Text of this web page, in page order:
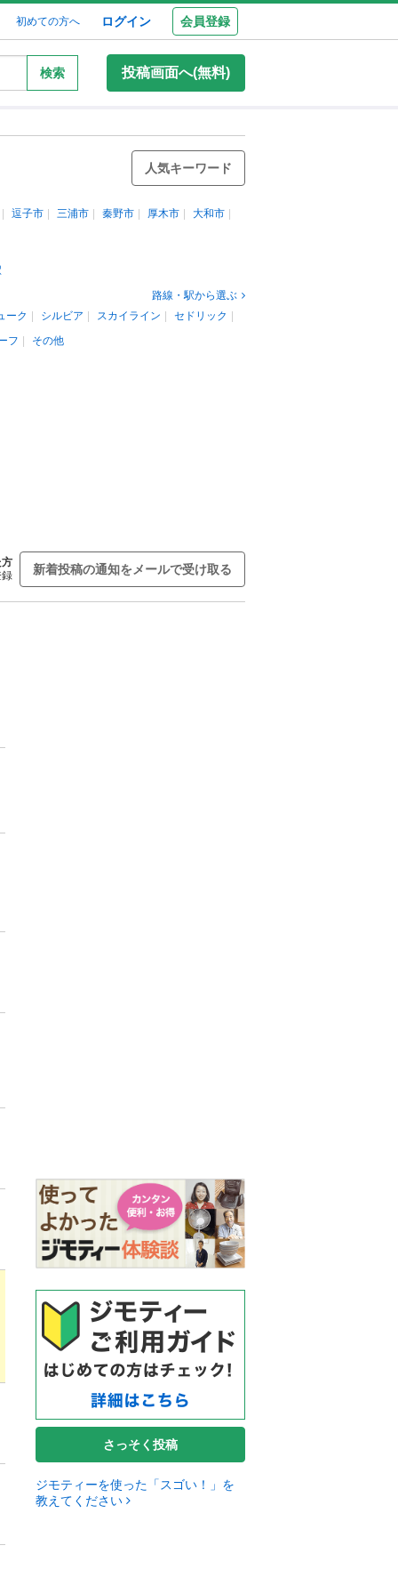
初めての方へ ログイン 会員登録
検索 投稿画面へ(無料)
人気キーワード
逗子市 三浦市 秦野市 厚木市 大和市
路線・駅から選ぶ
ーク
シルビア スカイライン
セドリック
フ
その他
新着投稿の通知をメールで受け取る
さっそく投稿
ジモティーを使った「スゴい！」を
教えてください